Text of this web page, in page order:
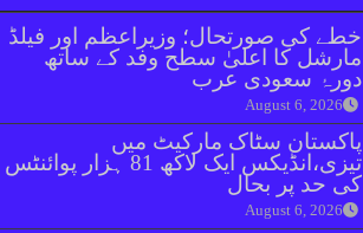
خطے کی صورتحال؛ وزیراعظم اور فیلڈ
مارشل کا اعلیٰ سطح وفد کے ساتھ
دورۂ سعودی عرب
August 6, 2026
پاکستان سٹاک مارکیٹ میں
تیزی،انڈیکس ایک لاکھ 81 ہزار پوائنٹس
کی حد پر بحال
August 6, 2026